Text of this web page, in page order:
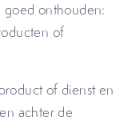
onthouden:
of
of dienst en
achter de